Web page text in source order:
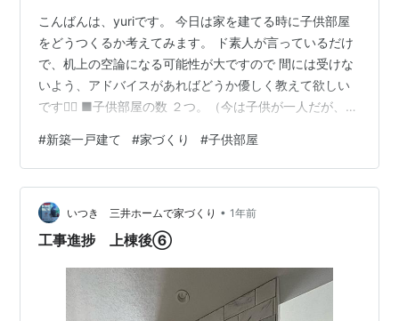
こんばんは、yuriです。 今日は家を建てる時に子供部屋
をどうつくるか考えてみます。 ド素人が言っているだけ
で、机上の空論になる可能性が大ですので 間には受けな
いよう、アドバイスがあればどうか優しく教えて欲しい
です🙇‍♀️ ■子供部屋の数 ２つ。（今は子供が一人だが、将
ない。 なぜなら、子供が日中に部屋にいる時間が少ない
のではないかと考えるため。 以下、夫に伝える時用の
memo 前提として、日当たりがいい＝日中・北向きでな
いと考える。 なので、子供が日中に子供部屋にいて、日
光を必要とするパターンがどの程度存在するのか考える
#新築一戸建て #家づくり #子供部屋
いつき 三井ホームで家づくり • 1年前
工事進捗 上棟後⑥